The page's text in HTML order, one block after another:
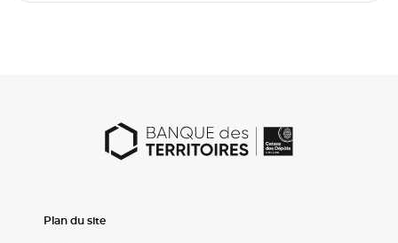
Plan du site